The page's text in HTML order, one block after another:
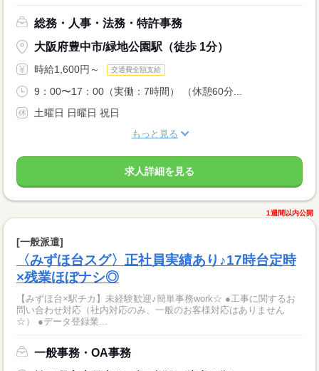
総務・人事・法務・特許事務
大阪府豊中市/緑地公園駅（徒歩 1分）
時給1,600円～ 交通費全額支給
9：00〜17：00（実働：7時間） （休憩60分...
土曜日 日曜日 祝日
もっと見る
求人詳細を見る
1週間以内公開
[一般派遣]
〈みずほ台スグ〉正社員実績あり♪17時台定時
×残業ほぼナシ◎
【みずほ台×駅チカ】未経験歓迎♪簡単事務work☆ ●工事に関するお
問い合わせ対応（社内対応のみ、一般のお客様対応はありません
☆） ●データ登録業...
一般事務・OA事務